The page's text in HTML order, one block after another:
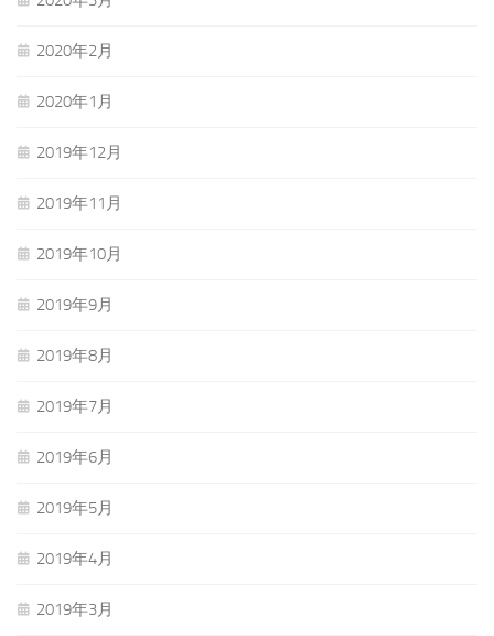
2020年2月
2020年1月
2019年12月
2019年11月
2019年10月
2019年9月
2019年8月
2019年7月
2019年6月
2019年5月
2019年4月
2019年3月